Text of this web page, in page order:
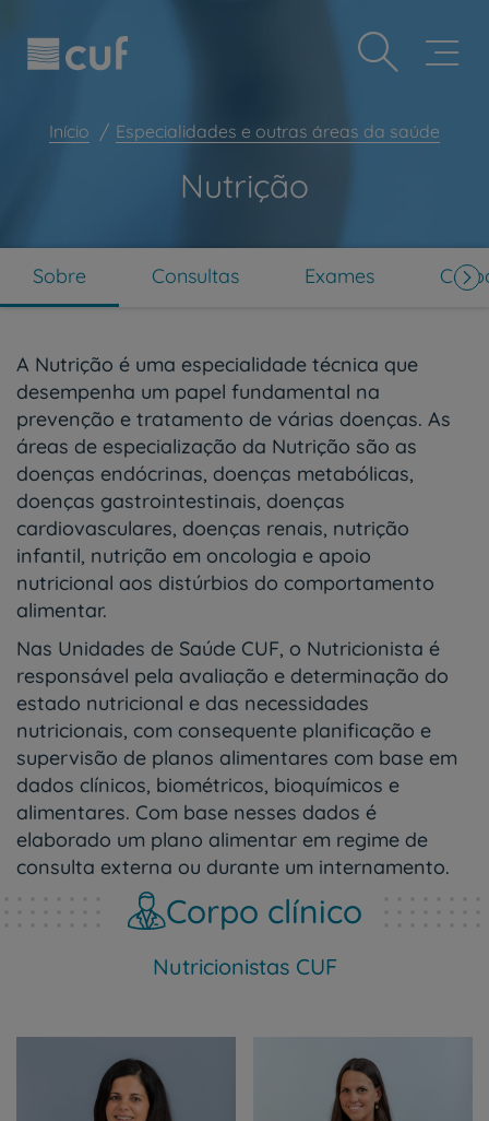
este
inclui
sistema
para
conteúdo
Prevenção e bem-estar
Grandes Áreas da Saúde
CUF Academic Center
Para profissionais
Contacte-nos
PT EN
Início Especialidades e outras áreas da saúde
Nutrição
Sobre Consultas Exames
A Nutrição é uma especialidade técnica que
desempenha um papel fundamental na
prevenção e tratamento de várias doenças. As
áreas de especialização da Nutrição são as
doenças endócrinas, doenças metabólicas,
doenças gastrointestinais, doenças
cardiovasculares, doenças renais, nutrição
infantil, nutrição em oncologia e apoio
nutricional aos distúrbios do comportamento
alimentar.
Nas Unidades de Saúde CUF, o Nutricionista é
responsável pela avaliação e determinação do
estado nutricional e das necessidades
nutricionais, com consequente planificação e
supervisão de planos alimentares com base em
dados clínicos, biométricos, bioquímicos e
alimentares. Com base nesses dados é
elaborado um plano alimentar em regime de
consulta externa ou durante um internamento.
Corpo clínico
Nutricionistas CUF